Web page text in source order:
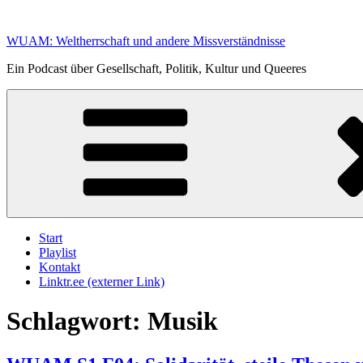
springen
WUAM: Weltherrschaft und andere Missverständnisse
Ein Podcast über Gesellschaft, Politik, Kultur und Queeres
Start
Playlist
Kontakt
Linktr.ee (externer Link)
Schlagwort: Musik